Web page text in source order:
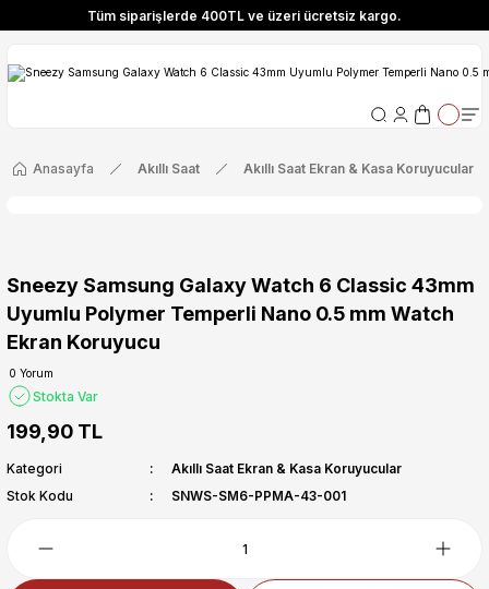
Tüm siparişlerde 400TL ve üzeri ücretsiz kargo.
Özel! YENI10 koduyla 400 TL ve üzeri alışverişlerinizde %10 indirim
Tüm siparişlerde 400TL ve üzeri ücretsiz kargo.
Özel! YENI10 koduyla 400 TL ve üzeri alışverişlerinizde %10 indirim
Anasayfa Akıllı Saat Akıllı Saat Ekran & Kasa Koruyucular
Sneezy Samsung Galaxy Watch 6 Classic 43mm
Uyumlu Polymer Temperli Nano 0.5 mm Watch
Ekran Koruyucu
0 Yorum
Stokta Var
199,90 TL
Kategori
Akıllı Saat Ekran & Kasa Koruyucular
Stok Kodu
SNWS-SM6-PPMA-43-001